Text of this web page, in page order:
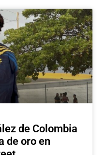
de Colombia
de oro en